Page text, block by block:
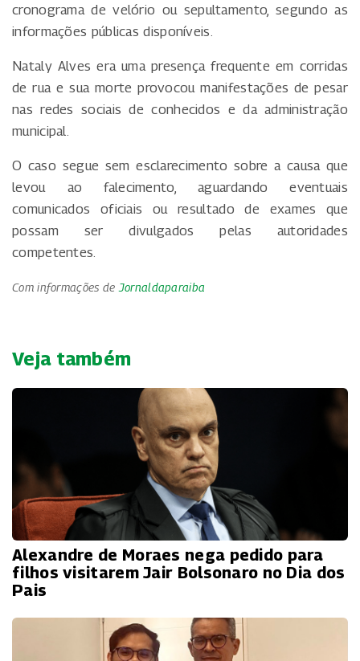
cronograma de velório ou sepultamento, segundo as
informações públicas disponíveis.
Nataly Alves era uma presença frequente em corridas
de rua e sua morte provocou manifestações de pesar
nas redes sociais de conhecidos e da administração
municipal.
O caso segue sem esclarecimento sobre a causa que
levou ao falecimento, aguardando eventuais
comunicados oficiais ou resultado de exames que
possam ser divulgados pelas autoridades
competentes.
Com informações de Jornaldaparaiba
Veja também
Alexandre de Moraes nega pedido para
filhos visitarem Jair Bolsonaro no Dia dos
Pais